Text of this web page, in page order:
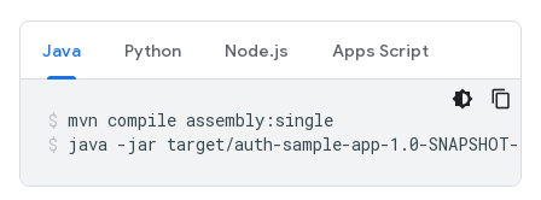
Java Python Node.js Apps Script
mvn compile assembly:single
java -jar target/auth-sample-app-1.0-